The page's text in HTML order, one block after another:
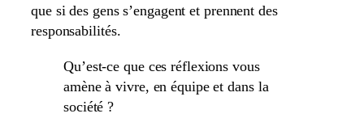
que si des gens s’engagent et prennent des
responsabilités.
Qu’est-ce que ces réflexions vous
amène à vivre, en équipe et dans la
société ?